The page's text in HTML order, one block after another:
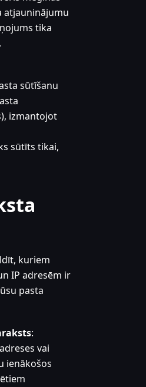
atjauninājumu
tika
sūtīšanu
izmantojot
sūtīts tikai,
kuriem
IP adresēm ir
pasta
:
vai
ienākošos